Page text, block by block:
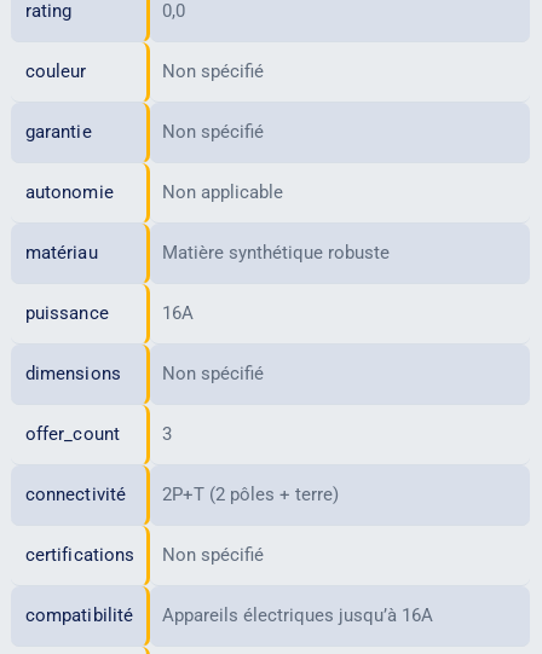
rating 0,0
couleur Non spécifié
garantie Non spécifié
autonomie Non applicable
matériau Matière synthétique robuste
puissance 16A
dimensions Non spécifié
offer_count 3
connectivité 2P+T (2 pôles + terre)
certifications Non spécifié
compatibilité Appareils électriques jusqu’à 16A